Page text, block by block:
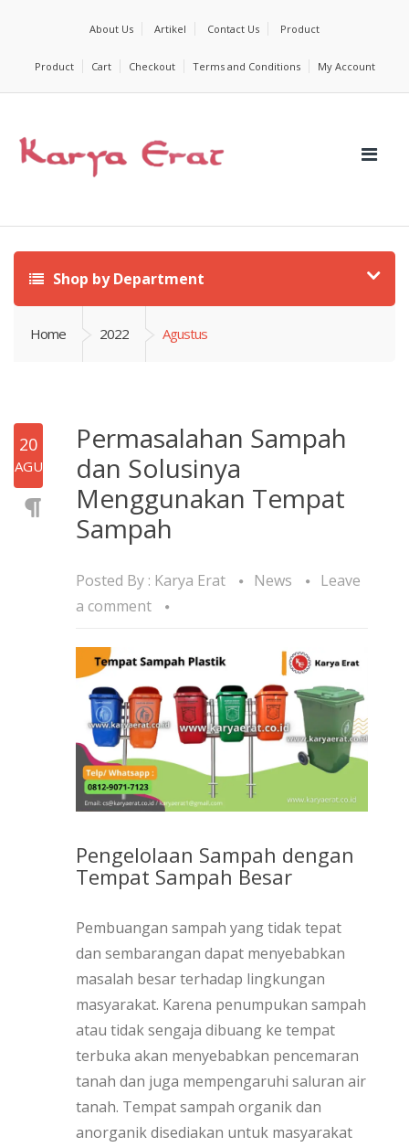
About Us Artikel Contact Us Product
Product Cart Checkout Terms and Conditions My Account
Shop by Department
Home 2022 Agustus
20
AGU
Permasalahan Sampah
dan Solusinya
Menggunakan Tempat
Sampah
Posted By : Karya Erat News
Leave
a comment
Pengelolaan Sampah dengan
Tempat Sampah Besar
Pembuangan sampah yang tidak tepat
dan sembarangan dapat menyebabkan
masalah besar terhadap lingkungan
masyarakat. Karena penumpukan sampah
atau tidak sengaja dibuang ke tempat
terbuka akan menyebabkan pencemaran
tanah dan juga mempengaruhi saluran air
tanah. Tempat sampah organik dan
anorganik disediakan untuk masyarakat